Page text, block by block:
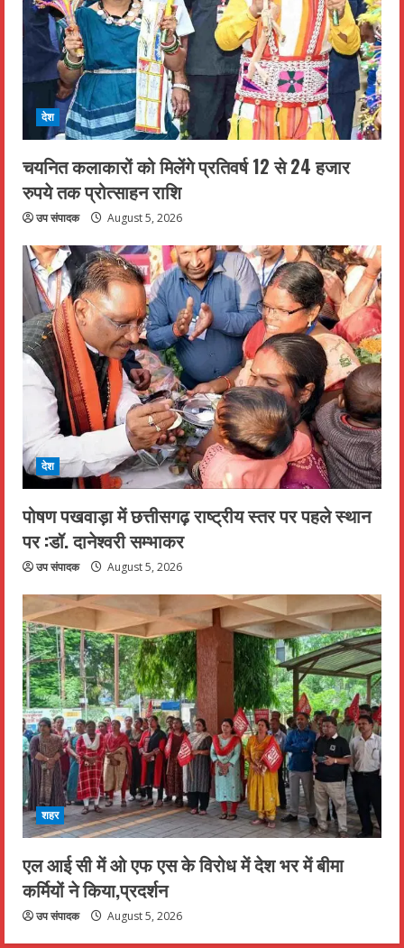
देश
चयनित कलाकारों को मिलेंगे प्रतिवर्ष 12 से 24 हजार
रुपये तक प्रोत्साहन राशि
उप संपादक August 5, 2026
देश
पोषण पखवाड़ा में छत्तीसगढ़ राष्ट्रीय स्तर पर पहले स्थान
पर :डॉ. दानेश्वरी सम्भाकर
उप संपादक August 5, 2026
शहर
एल आई सी में ओ एफ एस के विरोध में देश भर में बीमा
कर्मियों ने किया,प्रदर्शन
उप संपादक August 5, 2026